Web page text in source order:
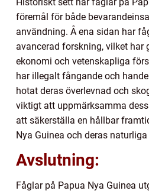
föremål för både
användning. Å ena sidan har
avancerad forskning, vilket har
ekonomi och vetenskapliga
har illegalt fångande och
hotat deras överlevnad och
viktigt att uppmärksamma
att säkerställa en hållbar
Nya Guinea och deras
Avslutning:
Fåglar på Papua Nya Guinea